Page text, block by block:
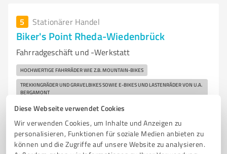
Diese Webseite verwendet Cookies
Wir verwenden Cookies, um Inhalte und Anzeigen zu
personalisieren, Funktionen für soziale Medien anbieten zu
können und die Zugriffe auf unsere Website zu analysieren.
5 Stationärer Handel
Biker's Point Rheda-Wiedenbrück
Fahrradgeschäft und -Werkstatt
HOCHWERTIGE FAHRRÄDER WIE Z.B. MOUNTAIN-BIKES
TREKKINGRÄDER UND GRAVELBIKES SOWIE E-BIKES UND LASTENRÄDER VON U.A.
BERGAMONT
CANNONDALE HOHE ACHT ORBEA
KALKHOFF SOWIE ERSATZTEILE UND ZUBEHÖR.
Lange Straße 11, 33378 Rheda-Wiedenbrück